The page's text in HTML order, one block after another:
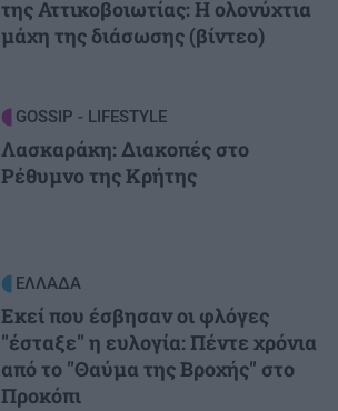
της Αττικοβοιωτίας: Η ολονύχτια
μάχη της διάσωσης (βίντεο)
GOSSIP - LIFESTYLE
Λασκαράκη: Διακοπές στο
Ρέθυμνο της Κρήτης
ΕΛΛΑΔΑ
Εκεί που έσβησαν οι φλόγες
"έσταξε" η ευλογία: Πέντε χρόνια
από το "Θαύμα της Βροχής" στο
Προκόπι